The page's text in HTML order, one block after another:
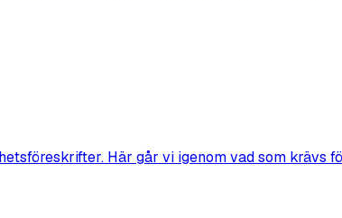
Här går vi igenom vad som krävs